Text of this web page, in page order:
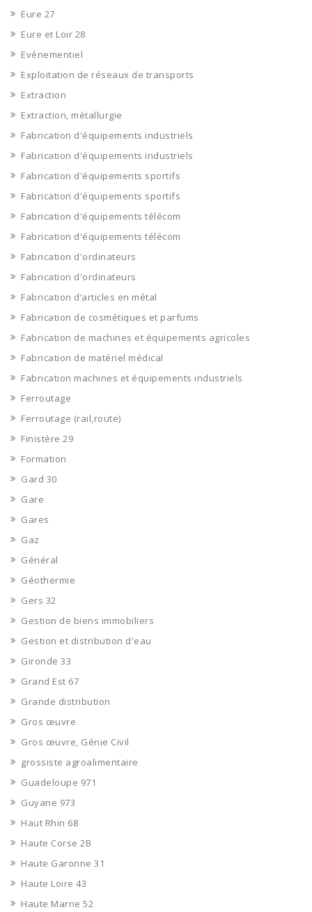
Eure 27
Eure et Loir 28
Evénementiel
Exploitation de réseaux de transports
Extraction
Extraction, métallurgie
Fabrication d'équipements industriels
Fabrication d'équipements industriels
Fabrication d'équipements sportifs
Fabrication d'équipements sportifs
Fabrication d'équipements télécom
Fabrication d'équipements télécom
Fabrication d'ordinateurs
Fabrication d'ordinateurs
Fabrication d’articles en métal
Fabrication de cosmétiques et parfums
Fabrication de machines et équipements agricoles
Fabrication de matériel médical
Fabrication machines et équipements industriels
Ferroutage
Ferroutage (rail,route)
Finistère 29
Formation
Gard 30
Gare
Gares
Gaz
Général
Géothermie
Gers 32
Gestion de biens immobiliers
Gestion et distribution d'eau
Gironde 33
Grand Est 67
Grande distribution
Gros œuvre
Gros œuvre, Génie Civil
grossiste agroalimentaire
Guadeloupe 971
Guyane 973
Haut Rhin 68
Haute Corse 2B
Haute Garonne 31
Haute Loire 43
Haute Marne 52